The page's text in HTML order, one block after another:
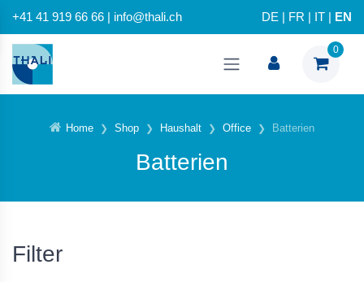
+41 41 919 66 66 | info@thali.ch DE FR IT EN
0
Home Shop Haushalt Office Batterien
Batterien
Filter